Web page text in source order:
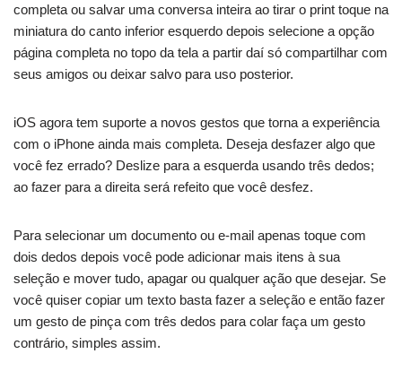
completa ou salvar uma conversa inteira ao tirar o print toque na
miniatura do canto inferior esquerdo depois selecione a opção
página completa no topo da tela a partir daí só compartilhar com
seus amigos ou deixar salvo para uso posterior.
iOS agora tem suporte a novos gestos que torna a experiência
com o iPhone ainda mais completa. Deseja desfazer algo que
você fez errado? Deslize para a esquerda usando três dedos;
ao fazer para a direita será refeito que você desfez.
Para selecionar um documento ou e-mail apenas toque com
dois dedos depois você pode adicionar mais itens à sua
seleção e mover tudo, apagar ou qualquer ação que desejar. Se
você quiser copiar um texto basta fazer a seleção e então fazer
um gesto de pinça com três dedos para colar faça um gesto
contrário, simples assim.